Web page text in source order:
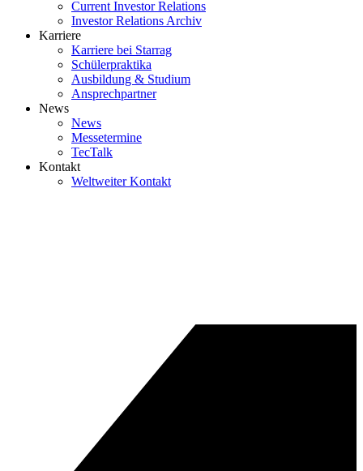
Current Investor Relations
Investor Relations Archiv
Karriere
Karriere bei Starrag
Schülerpraktika
Ausbildung & Studium
Ansprechpartner
News
News
Messetermine
TecTalk
Kontakt
Weltweiter Kontakt